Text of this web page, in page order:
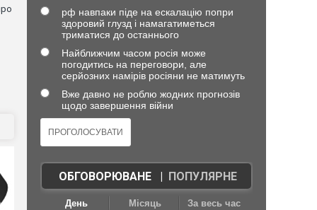
рф навпаки піде на ескалацію попри
здоровий глузд і намагатиметься
триматися до останнього
Найближчим часом росія може
погодитись на переговори, але
серйозних намірів росіяни не матимуть
Вже давно не роблю жодних прогнозів
щодо завершення війни
ОБГОВОРЮВАНЕ| ПОПУЛЯРНЕ
День Місяць За весь час